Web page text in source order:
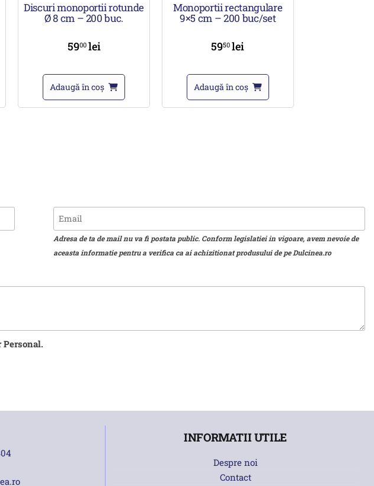
Discuri monoportii rotunde
Ø 8 cm – 200 buc.
5900 lei
Adaugă în coș
Monoportii rectangulare
9×5 cm – 200 buc/set
5950lei
Adaugă în coș
Adresa de ta de mail nu va fi postata public. Conform legislatiei in vigoare, avem nevoie de
aceasta informatie pentru a verifica ca ai achizitionat produsului de pe Dulcinea.ro
INFORMATII UTILE
Despre noi
Contact